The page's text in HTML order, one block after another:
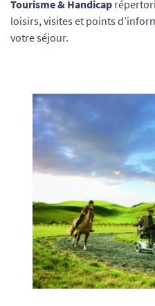
Tourisme & Handicap
loisirs, visites et points
votre séjour.